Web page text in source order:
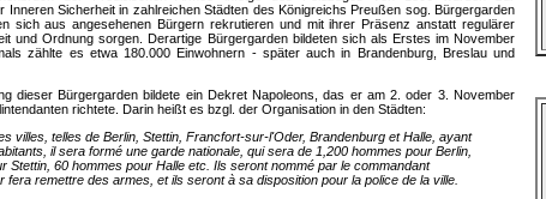
Inneren Sicherheit in zahlreichen Städten des Königreichs Preußen sog. Bürgergarden
sich aus angesehenen Bürgern rekrutieren und mit ihrer Präsenz anstatt regulärer
und Ordnung sorgen. Derartige Bürgergarden bildeten sich als Erstes im November
zählte es etwa 180.000 Einwohnern - später auch in Brandenburg, Breslau und
dieser Bürgergarden bildete ein Dekret Napoleons, das er am 2. oder 3. November
richtete. Darin heißt es bzgl. der Organisation in den Städten:
villes, telles de Berlin, Stettin, Francfort-sur-l'Oder, Brandenburg et Halle, ayant
il sera formé une garde nationale, qui sera de 1,200 hommes pour Berlin,
Stettin, 60 hommes pour Halle etc. Ils seront nommé par le commandant
fera remettre des armes, et ils seront à sa disposition pour la police de la ville.